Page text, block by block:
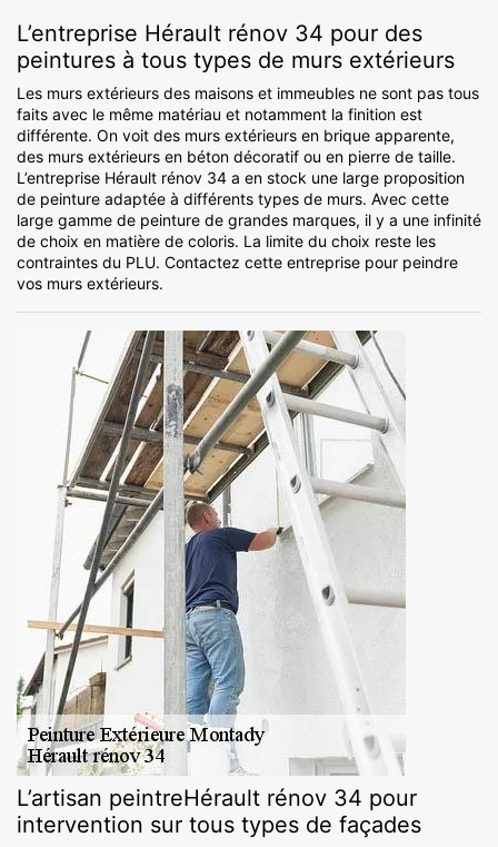
L’entreprise Hérault rénov 34 pour des
peintures à tous types de murs extérieurs
Les murs extérieurs des maisons et immeubles ne sont pas tous
faits avec le même matériau et notamment la finition est
différente. On voit des murs extérieurs en brique apparente,
des murs extérieurs en béton décoratif ou en pierre de taille.
L’entreprise Hérault rénov 34 a en stock une large proposition
de peinture adaptée à différents types de murs. Avec cette
large gamme de peinture de grandes marques, il y a une infinité
de choix en matière de coloris. La limite du choix reste les
contraintes du PLU. Contactez cette entreprise pour peindre
vos murs extérieurs.
L’artisan peintreHérault rénov 34 pour
intervention sur tous types de façades